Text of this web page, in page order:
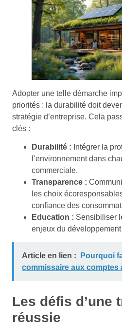
Adopter une telle démarche
priorités : la durabilité doit
stratégie d’entreprise. Cela
clés :
Durabilité : Intégrer la
l’environnement dans
commerciale.
Transparence :
les choix
confiance des
Education : Sensibiliser
enjeux du
Article en lien :
Pourquoi
commissaire aux comptes
Les défis d’une
réussie